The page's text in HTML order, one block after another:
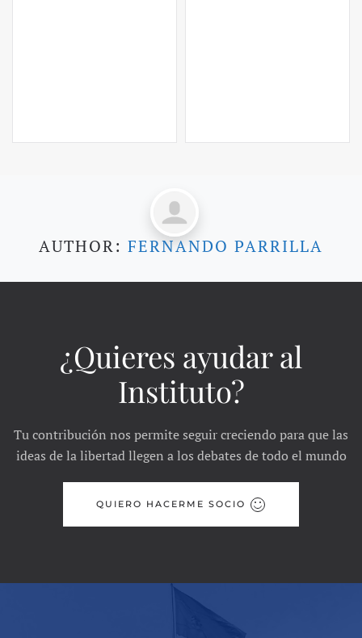
AUTHOR: FERNANDO PARRILLA
¿Quieres ayudar al
Instituto?
Tu contribución nos permite seguir creciendo para que las
ideas de la libertad llegen a los debates de todo el mundo
QUIERO HACERME SOCIO